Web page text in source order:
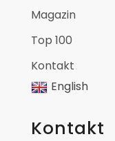
Magazin
Top 100
Kontakt
English
Kontakt